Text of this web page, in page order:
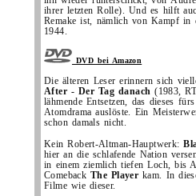
ihrer letzten Rolle). Und es hilft
Remake ist, nämlich von Kampf in
1944.
DVD bei Amazon
Die älteren Leser erinnern sich
After - Der Tag danach(1983,
lähmende Entsetzen, das dieses
Atomdrama auslöste. Ein
schon damals nicht.
Kein Robert-Altman-Hauptwerk:
hier an die schlafende Nation
in einem ziemlich tiefen Loch, bis
Comeback The Playerkam. In
Filme wie dieser.